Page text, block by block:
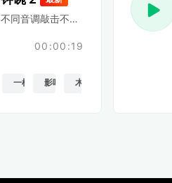
不同音调敲击不同碗的音效合集
00:00:19
一枪 影响 木头